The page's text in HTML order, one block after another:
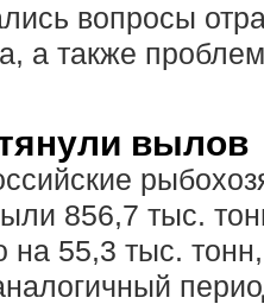
вопросы
а также
вылов
856,7 тыс.
на 55,3 тыс.